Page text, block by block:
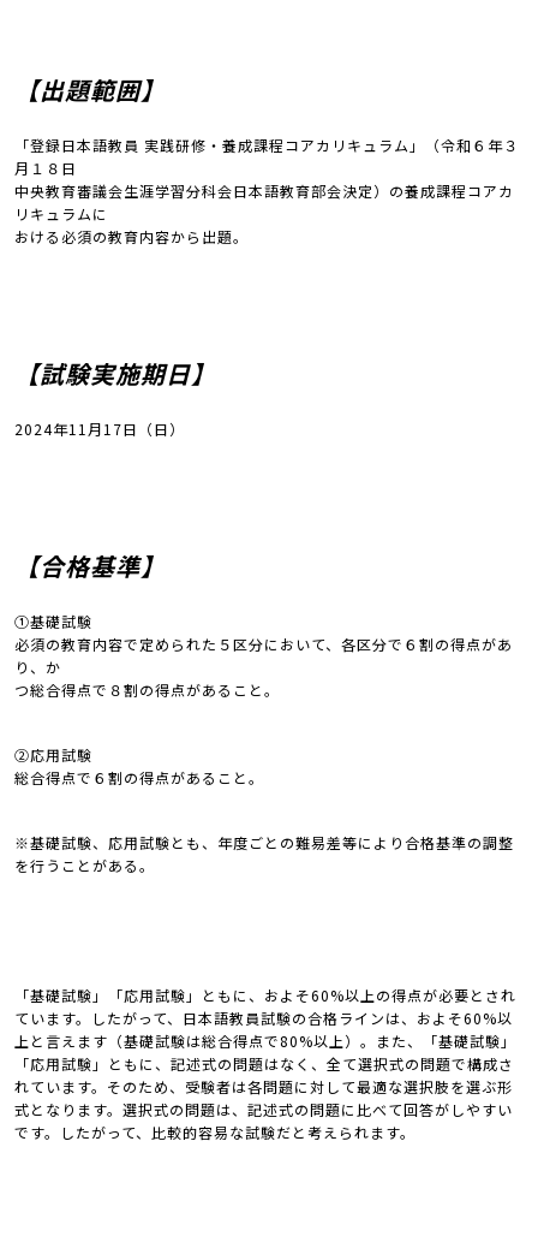
【出題範囲】
「登録日本語教員 実践研修・養成課程コアカリキュラム」（令和６年３
月１８日
中央教育審議会生涯学習分科会日本語教育部会決定）の養成課程コアカ
リキュラムに
おける必須の教育内容から出題。
【試験実施期日】
2024年11月17日（日）
【合格基準】
①基礎試験
必須の教育内容で定められた５区分において、各区分で６割の得点があ
り、か
つ総合得点で８割の得点があること。
②応用試験
総合得点で６割の得点があること。
※基礎試験、応用試験とも、年度ごとの難易差等により合格基準の調整
を行うことがある。
「基礎試験」「応用試験」ともに、およそ60%以上の得点が必要とされ
ています。したがって、日本語教員試験の合格ラインは、およそ60%以
上と言えます（基礎試験は総合得点で80%以上）。また、「基礎試験」
「応用試験」ともに、記述式の問題はなく、全て選択式の問題で構成さ
れています。そのため、受験者は各問題に対して最適な選択肢を選ぶ形
式となります。選択式の問題は、記述式の問題に比べて回答がしやすい
です。したがって、比較的容易な試験だと考えられます。